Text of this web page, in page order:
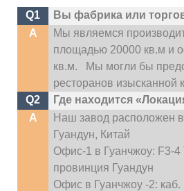
Q1
Вы фабрика или
A
Мы являемся
площадью 20000 кв.м и
кв.м.
Мы могли бы
ресторанов изысканной
Q2
Где находится
A
Наш завод расположен
Гуандун, Китай
Офис-1 в Гуанчжоу: F3-
провинция Гуандун
Офис в Гуанчжоу -2: